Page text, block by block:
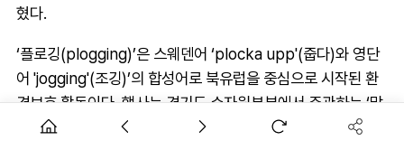
혔다.
‘플로깅(plogging)’은 스웨덴어 ‘plocka upp'(줍다)와 영단
어 'jogging'(조깅)’의 합성어로 북유럽을 중심으로 시작된 환
경보호 활동이다. 행사는 경기도 수자원본부에서 주관하는 ‘맑
은하천 사회공헌사업’에 참여해 ESG 경영 중 환경(E) 분야에